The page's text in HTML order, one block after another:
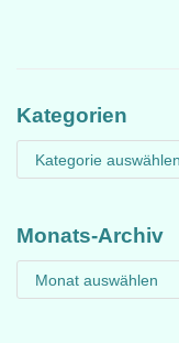
Kategorien
Monats-Archiv